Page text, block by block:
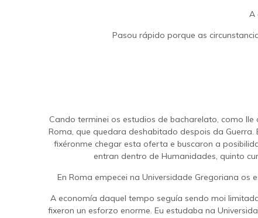
A
Pasou rápido porque as
Cando terminei os estudios de bacharelato, como
Roma, que quedara deshabitado despois da
fixéronme chegar esta oferta e buscaron a
entran dentro de Humanidades, quinto
En Roma empecei na Universidade Gregoriana os
A economía daquel tempo seguía sendo moi
fixeron un esforzo enorme. Eu estudaba na